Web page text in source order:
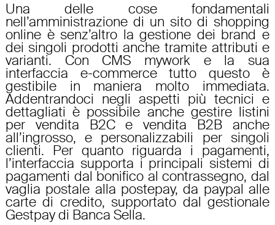
Una delle cose fondamentali
nell’amministrazione di un sito di shopping
online è senz’altro la gestione dei brand e
dei singoli prodotti anche tramite attributi e
varianti. Con CMS mywork e la sua
interfaccia e-commerce tutto questo è
gestibile in maniera molto immediata.
Addentrandoci negli aspetti più tecnici e
dettagliati è possibile anche gestire listini
per vendita B2C e vendita B2B anche
all’ingrosso, e personalizzabili per singoli
clienti. Per quanto riguarda i pagamenti,
l’interfaccia supporta i principali sistemi di
pagamenti dal bonifico al contrassegno, dal
vaglia postale alla postepay, da paypal alle
carte di credito, supportato dal gestionale
Gestpay di Banca Sella.